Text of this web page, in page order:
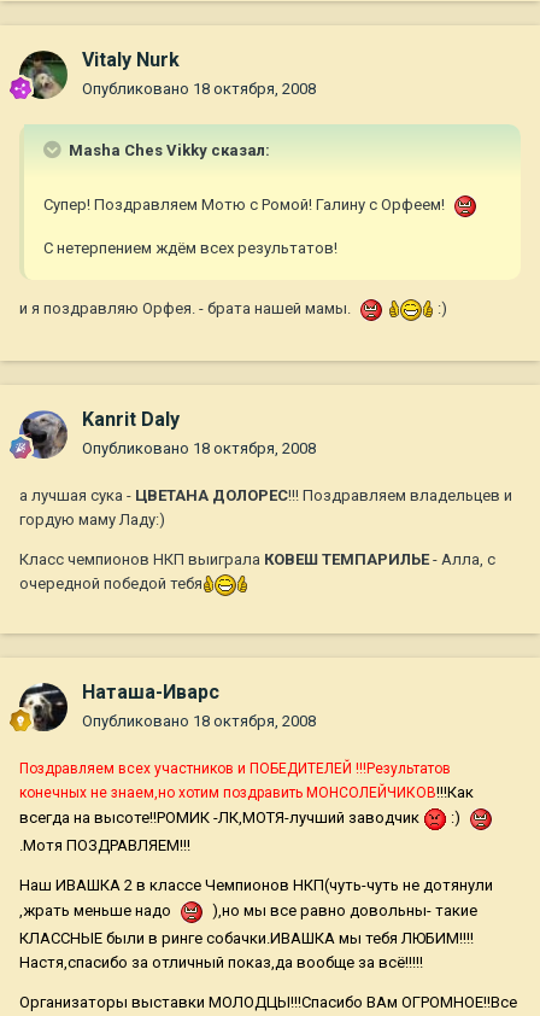
Vitaly Nurk
Опубликовано 18 октября, 2008
Masha Ches Vikky сказал:
Супер! Поздравляем Мотю с Ромой! Галину с Орфеем!
С нетерпением ждём всех результатов!
и я поздравляю Орфея. - брата нашей мамы. :)
Kanrit Daly
Опубликовано 18 октября, 2008
а лучшая сука - ЦВЕТАНА ДОЛОРЕС!!! Поздравляем владельцев и
гордую маму Ладу:)
Класс чемпионов НКП выиграла КОВЕШ ТЕМПАРИЛЬЕ- Алла, с
очередной победой тебя
Наташа-Иварс
Опубликовано 18 октября, 2008
Поздравляем всех участников и ПОБЕДИТЕЛЕЙ !!!Результатов
конечных не знаем,но хотим поздравить МОНСОЛЕЙЧИКОВ!!!Как
всегда на высоте!!РОМИК -ЛК,МОТЯ-лучший заводчик
:)
.Мотя ПОЗДРАВЛЯЕМ!!!
Наш ИВАШКА 2 в классе Чемпионов НКП(чуть-чуть не дотянули
,жрать меньше надо
),но мы все равно довольны- такие
КЛАССНЫЕ были в ринге собачки.ИВАШКА мы тебя ЛЮБИМ!!!!
Настя,спасибо за отличный показ,да вообще за всё!!!!!
Организаторы выставки МОЛОДЦЫ!!!Спасибо ВАм ОГРОМНОЕ!!Все